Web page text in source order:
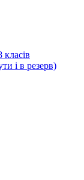
і в резерв)